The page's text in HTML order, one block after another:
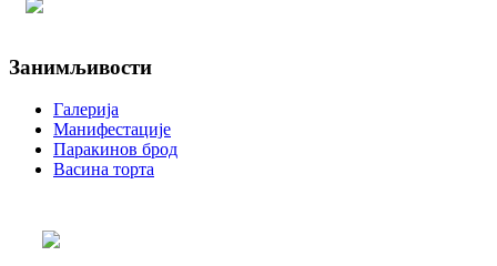
Занимљивости
Галерија
Манифестације
Паракинов брод
Васина торта